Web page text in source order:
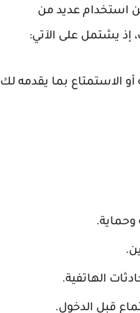
استخدام عديد من
إذ يشتمل على الآتي:
الاستمتاع بما يقدمه لك
وحماية.
الهاتفية.
قبل الدخول.